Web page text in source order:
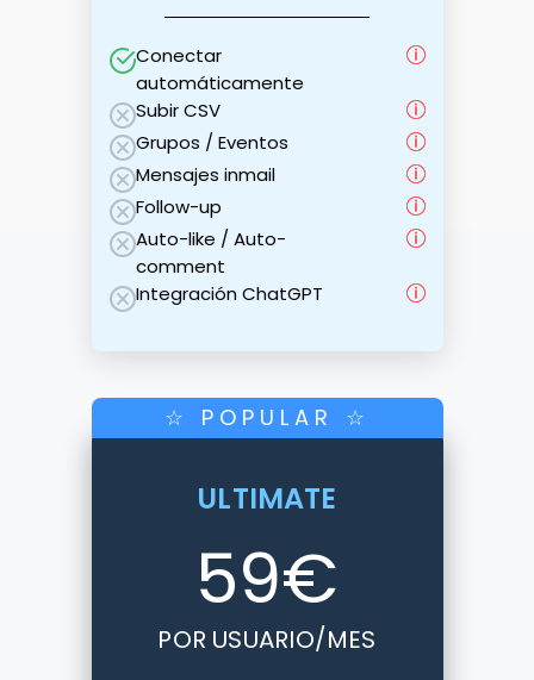
Conectar
automáticamente
Subir CSV
Grupos / Eventos
Mensajes inmail
Follow-up
Auto-like / Auto-
comment
Integración ChatGPT
☆ POPULAR ☆
ULTIMATE
59€
POR USUARIO/MES